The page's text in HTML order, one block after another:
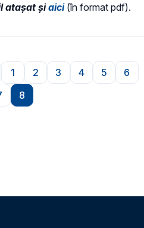
atașat șiaici(în format pdf).
Pagina
1
Pagina
2
Pagina
3
Pagina
4
Pagina
5 6
Pagina
8